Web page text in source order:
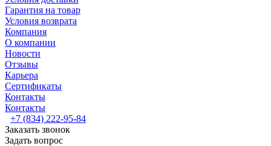
Гарантия на товар
Условия возврата
Компания
О компании
Новости
Отзывы
Карьера
Сертификаты
Контакты
Контакты
+7 (834) 222-95-84
Заказать звонок
Задать вопрос